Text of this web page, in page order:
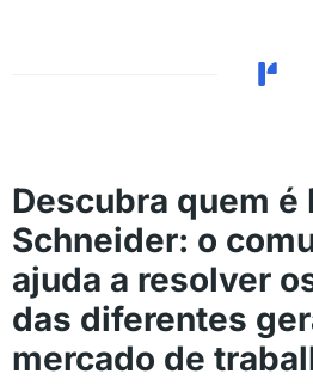
Descubra quem é
Schneider: o
ajuda a resolver
das diferentes
mercado de